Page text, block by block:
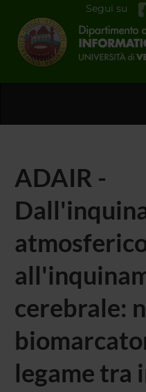
Segui su
ADAIR -
cerebrale:
legame tra